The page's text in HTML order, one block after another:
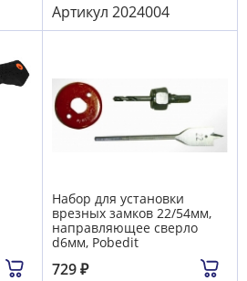
Артикул 2024004
Набор для установки
врезных замков 22/54мм,
направляющее сверло
d6мм, Pobedit
729₽